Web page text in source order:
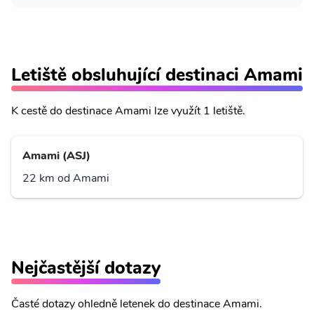
Letiště obsluhující destinaci Amami
K cestě do destinace Amami lze využít 1 letiště.
Amami (ASJ)
22 km od Amami
Nejčastější dotazy
Časté dotazy ohledně letenek do destinace Amami.